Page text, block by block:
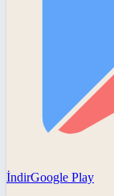
İndirGoogle Play